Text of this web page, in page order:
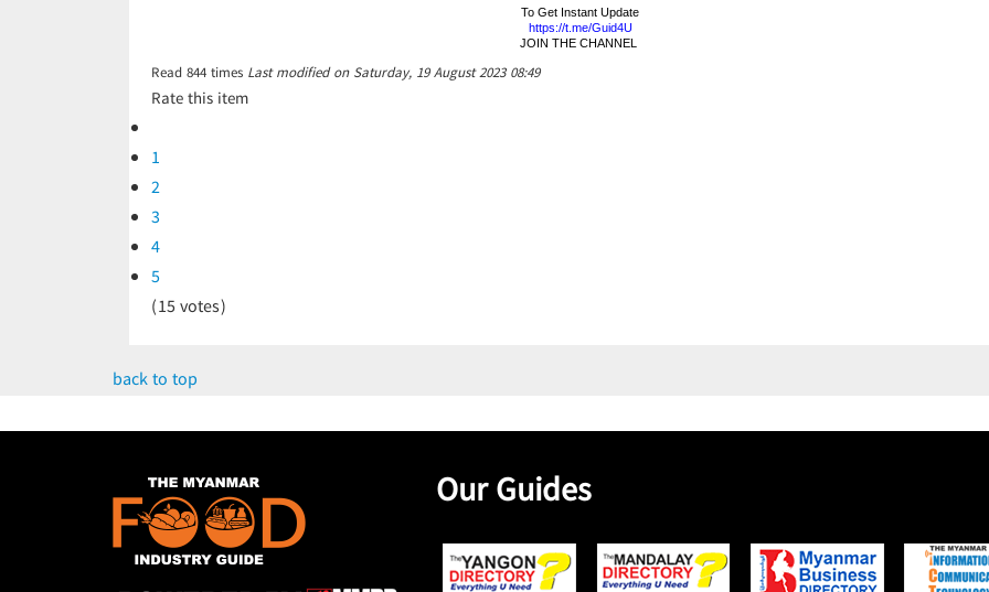
To Get Instant Update
https://t.me/Guid4U
JOIN THE CHANNEL
Read844times Last modified on Saturday, 19 August 2023 08:49
Rate this item
1
2
3
4
5
(15 votes)
back to top
Our Guides